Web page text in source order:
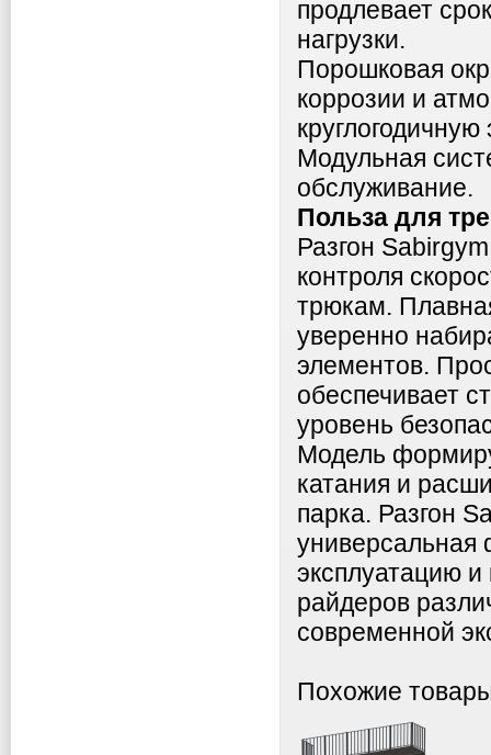
продлевает
нагрузки.
Порошковая
коррозии и
Модульная
обслуживание.
Польза для
Разгон
контроля
трюкам.
уверенно
элементов.
обеспечивает
уровень
Модель
катания и
парка. Разгон
универсальная
эксплуатацию
райдеров
современной
Похожие